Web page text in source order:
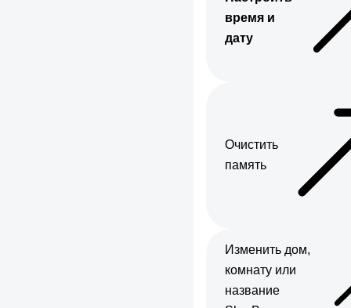
время и
дату
Очистить
память
Изменить дом,
комнату или
название